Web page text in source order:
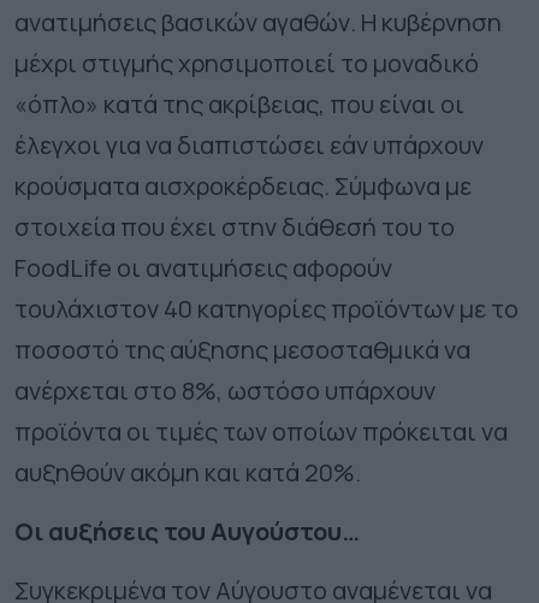
ανατιμήσεις βασικών αγαθών. Η κυβέρνηση
μέχρι στιγμής χρησιμοποιεί το μοναδικό
«όπλο» κατά της ακρίβειας, που είναι οι
έλεγχοι για να διαπιστώσει εάν υπάρχουν
κρούσματα αισχροκέρδειας. Σύμφωνα με
στοιχεία που έχει στην διάθεσή του το
FoodLife οι ανατιμήσεις αφορούν
τουλάχιστον 40 κατηγορίες προϊόντων με το
ποσοστό της αύξησης μεσοσταθμικά να
ανέρχεται στο 8%, ωστόσο υπάρχουν
προϊόντα οι τιμές των οποίων πρόκειται να
αυξηθούν ακόμη και κατά 20%.
Οι αυξήσεις του Αυγούστου…
Συγκεκριμένα τον Αύγουστο αναμένεται να